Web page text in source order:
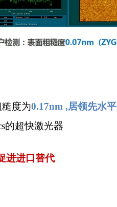
度为0.17nm ,居领先水平
的超快激光器
进进口替代